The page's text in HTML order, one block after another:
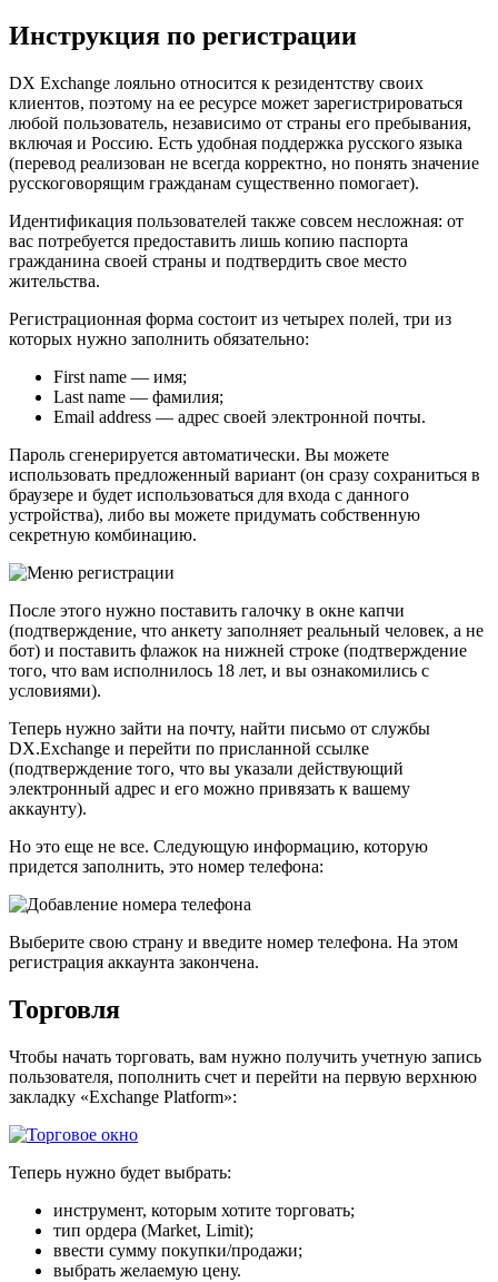
Инструкция по регистрации
DX Exchange лояльно относится к резидентству своих
клиентов, поэтому на ее ресурсе может зарегистрироваться
любой пользователь, независимо от страны его пребывания,
включая и Россию. Есть удобная поддержка русского языка
(перевод реализован не всегда корректно, но понять значение
русскоговорящим гражданам существенно помогает).
Идентификация пользователей также совсем несложная: от
вас потребуется предоставить лишь копию паспорта
гражданина своей страны и подтвердить свое место
жительства.
Регистрационная форма состоит из четырех полей, три из
которых нужно заполнить обязательно:
First name — имя;
Last name — фамилия;
Email address — адрес своей электронной почты.
Пароль сгенерируется автоматически. Вы можете
использовать предложенный вариант (он сразу сохраниться в
браузере и будет использоваться для входа с данного
устройства), либо вы можете придумать собственную
секретную комбинацию.
После этого нужно поставить галочку в окне капчи
(подтверждение, что анкету заполняет реальный человек, а не
бот) и поставить флажок на нижней строке (подтверждение
того, что вам исполнилось 18 лет, и вы ознакомились с
условиями).
Теперь нужно зайти на почту, найти письмо от службы
DX.Exchange и перейти по присланной ссылке
(подтверждение того, что вы указали действующий
электронный адрес и его можно привязать к вашему
аккаунту).
Но это еще не все. Следующую информацию, которую
придется заполнить, это номер телефона:
Выберите свою страну и введите номер телефона. На этом
регистрация аккаунта закончена.
Торговля
Чтобы начать торговать, вам нужно получить учетную запись
пользователя, пополнить счет и перейти на первую верхнюю
закладку «Exchange Platform»:
Теперь нужно будет выбрать:
инструмент, которым хотите торговать;
тип ордера (Market, Limit);
ввести сумму покупки/продажи;
выбрать желаемую цену.